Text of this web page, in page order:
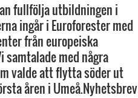
fullfölja utbildningen i
ingår i Euroforester med
från europeiska
samtalade med några
valde att flytta söder ut
åren i Umeå.Nyhetsbrev